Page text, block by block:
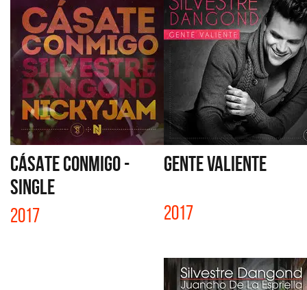
CÁSATE CONMIGO -
SINGLE
2017
GENTE VALIENTE
2017